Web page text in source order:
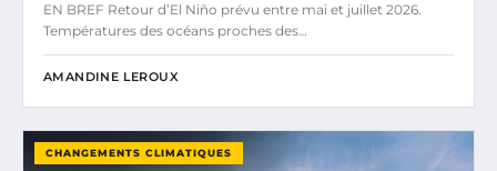
EN BREF Retour d’El Niño prévu entre mai et juillet 2026.
Températures des océans proches des…
AMANDINE LEROUX
CHANGEMENTS CLIMATIQUES